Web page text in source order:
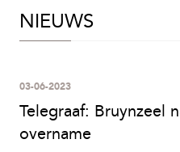
Maatschappelijk
Delta Designs -
NIEUWS
Telegraaf: Bruynzeel
overname
03-06-2023